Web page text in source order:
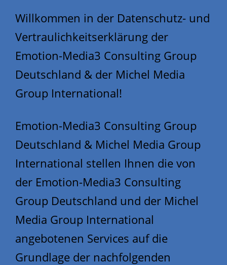
Willkommen in der Datenschutz- und
Vertraulichkeitserklärung der
Emotion-Media3 Consulting Group
Deutschland & der Michel Media
Group International!
Emotion-Media3 Consulting Group
Deutschland & Michel Media Group
International stellen Ihnen die von
der Emotion-Media3 Consulting
Group Deutschland und der Michel
Media Group International
angebotenen Services auf die
Grundlage der nachfolgenden